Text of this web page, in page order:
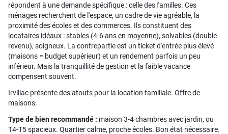
répondent à une demande spécifique : celle des familles. Ces
ménages recherchent de l'espace, un cadre de vie agréable, la
proximité des écoles et des commerces. Ils constituent des
locataires idéaux : stables (4-6 ans en moyenne), solvables (double
revenu), soigneux. La contrepartie est un ticket d'entrée plus élevé
(maisons = budget supérieur) et un rendement parfois un peu
inférieur. Mais la tranquillité de gestion et la faible vacance
compensent souvent.
Irvillac présente des atouts pour la location familiale. Offre de
maisons.
Type de bien recommandé : maison 3-4 chambres avec jardin, ou
T4-T5 spacieux. Quartier calme, proche écoles. Bon état nécessaire.